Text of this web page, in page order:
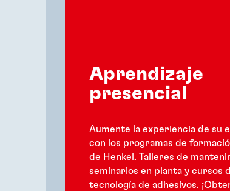
Aprendizaje
presencial
Aumente la experiencia de su
con los programas de
de Henkel. Talleres de
seminarios en planta y cursos
tecnología de adhesivos.